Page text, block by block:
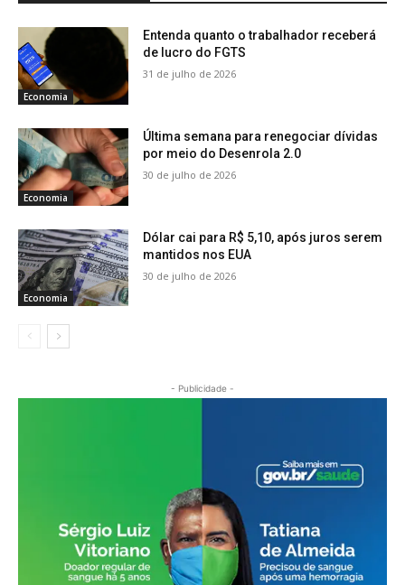
Economia
Entenda quanto o trabalhador receberá
de lucro do FGTS
31 de julho de 2026
Economia
Última semana para renegociar dívidas
por meio do Desenrola 2.0
30 de julho de 2026
Economia
Dólar cai para R$ 5,10, após juros serem
mantidos nos EUA
30 de julho de 2026
- Publicidade -